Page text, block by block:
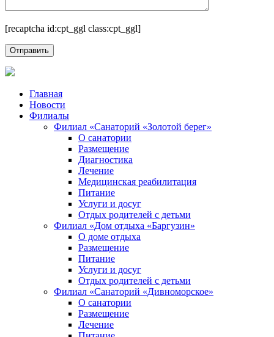
[recaptcha id:cpt_ggl class:cpt_ggl]
Главная
Новости
Филиалы
Филиал «Санаторий «Золотой берег»
О санатории
Размещение
Диагностика
Лечение
Медицинская реабилитация
Питание
Услуги и досуг
Отдых родителей с детьми
Филиал «Дом отдыха «Баргузин»
О доме отдыха
Размещение
Питание
Услуги и досуг
Отдых родителей с детьми
Филиал «Санаторий «Дивноморское»
О санатории
Размещение
Лечение